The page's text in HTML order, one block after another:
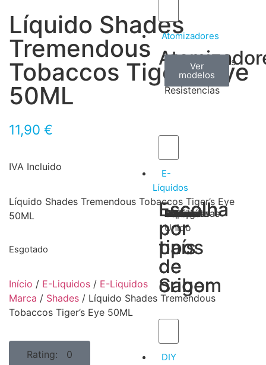
Atomizadores
Claromizadores
Ver
modelos
Reconstruíveis
Ver
modelos
Resistencias
Ver
modelos
E-
Líquidos
Escolha
por
tipos
de
Sabor
Tabaco
Frutas
Bebidas
Frescos
Sobremesas
Escolha
por
país
de
origem
Portugal
Alemanha
USA
Reino
Unido
Canadá
França
Malásia
Filipinas
Espanha
Polónia
Grécia
DIY
Líquido Shades
Tremendous
Tobaccos Tiger’s Eye
50ML
11,90 €
IVA Incluido
Líquido Shades Tremendous Tobaccos Tiger’s Eye
50ML
Esgotado
Início / E-Liquidos / E-Liquidos
Marca / Shades / Líquido Shades Tremendous
Tobaccos Tiger’s Eye 50ML
Rating: 0